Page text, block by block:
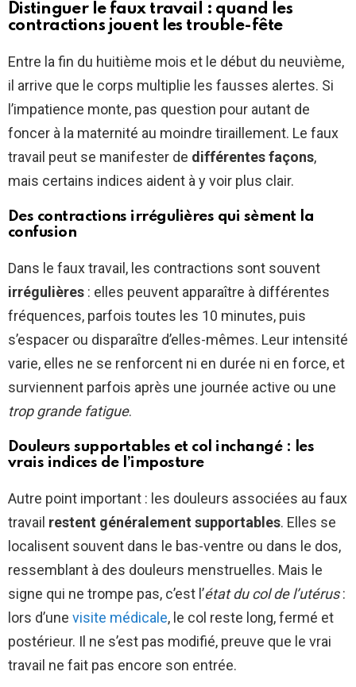
Distinguer le faux travail : quand les
contractions jouent les trouble-fête
Entre la fin du huitième mois et le début du neuvième,
il arrive que le corps multiplie les fausses alertes. Si
l’impatience monte, pas question pour autant de
foncer à la maternité au moindre tiraillement. Le faux
travail peut se manifester de différentes façons,
mais certains indices aident à y voir plus clair.
Des contractions irrégulières qui sèment la
confusion
Dans le faux travail, les contractions sont souvent
irrégulières : elles peuvent apparaître à différentes
fréquences, parfois toutes les 10 minutes, puis
s’espacer ou disparaître d’elles-mêmes. Leur intensité
varie, elles ne se renforcent ni en durée ni en force, et
surviennent parfois après une journée active ou une
trop grande fatigue.
Douleurs supportables et col inchangé : les
vrais indices de l’imposture
Autre point important : les douleurs associées au faux
travail restent généralement supportables. Elles se
localisent souvent dans le bas-ventre ou dans le dos,
ressemblant à des douleurs menstruelles. Mais le
signe qui ne trompe pas, c’est l’état du col de l’utérus:
lors d’une visite médicale, le col reste long, fermé et
postérieur. Il ne s’est pas modifié, preuve que le vrai
travail ne fait pas encore son entrée.